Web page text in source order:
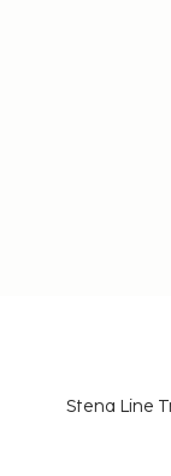
Stena Line